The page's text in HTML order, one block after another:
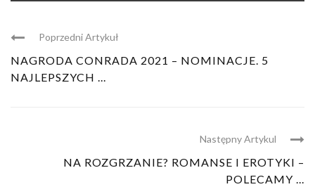
Poprzedni Artykuł
NAGRODA CONRADA 2021 – NOMINACJE. 5
NAJLEPSZYCH ...
Następny Artykul
NA ROZGRZANIE? ROMANSE I EROTYKI –
POLECAMY ...